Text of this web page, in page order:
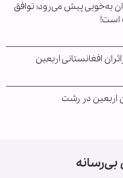
به‌خوبی پیش می‌رود؛ توافق
است!
افغانستانی اربعین
اربعین در رشت